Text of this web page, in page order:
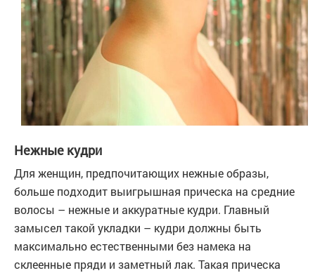
Нежные кудри
Для женщин, предпочитающих нежные образы,
больше подходит выигрышная прическа на средние
волосы – нежные и аккуратные кудри. Главный
замысел такой укладки – кудри должны быть
максимально естественными без намека на
склеенные пряди и заметный лак. Такая прическа